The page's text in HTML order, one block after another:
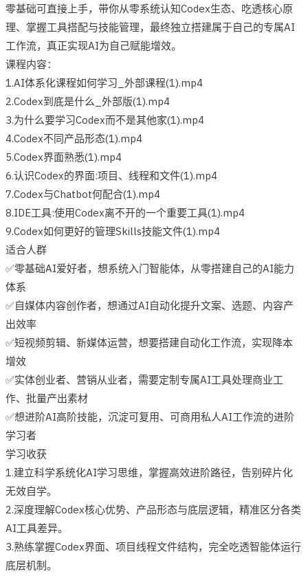
零基础可直接上手，带你从零系统认知Codex生态、吃透核心原
理、掌握工具搭配与技能管理，最终独立搭建属于自己的专属AI
工作流，真正实现AI为自己赋能增效。
课程内容：
1.AI体系化课程如何学习_外部课程(1).mp4
2.Codex到底是什么_外部版(1).mp4
3.为什么要学习Codex而不是其他家(1).mp4
4.Codex不同产品形态(1).mp4
5.Codex界面熟悉(1).mp4
6.认识Codex的界面:项目、线程和文件(1).mp4
7.Codex与Chatbot何配合(1).mp4
8.IDE工具:使用Codex离不开的一个重要工具(1).mp4
9.Codex如何更好的管理Skills技能文件(1).mp4
适合人群
✅零基础AI爱好者，想系统入门智能体，从零搭建自己的AI能力
体系
✅自媒体内容创作者，想通过AI自动化提升文案、选题、内容产
出效率
✅短视频剪辑、新媒体运营，想要搭建自动化工作流，实现降本
增效
✅实体创业者、营销从业者，需要定制专属AI工具处理商业工
作、批量产出素材
✅想进阶AI高阶技能，沉淀可复用、可商用私人AI工作流的进阶
学习者
学习收获
1.建立科学系统化AI学习思维，掌握高效进阶路径，告别碎片化
无效自学。
2.深度理解Codex核心优势、产品形态与底层逻辑，精准区分各类
AI工具差异。
3.熟练掌握Codex界面、项目线程文件结构，完全吃透智能体运行
底层机制。